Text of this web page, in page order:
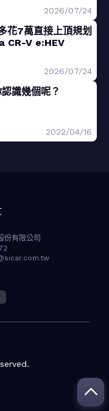
2026/07/24
花7萬直接上頂規划
CR-V e:HEV
2026/07/24
識幾個呢？
2022/04/16
份有限公司